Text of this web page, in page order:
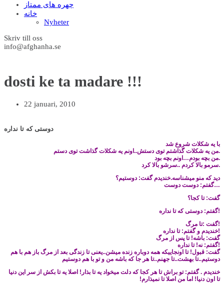
چهره های ممتاز
خانه
Nyheter
Skriv till oss
info@afghanha.se
dosti ke ta madare !!!
22 januari, 2010
دوستی که تا نداره
با یه شکلات شروع شد
.من یه شکلات گذاشتم توی دستش..اونم یه شکلات گذاشت توی دستم
.من بچه بودم…اونم بچه بود
.سرمو بالا کردم ..سرشو بالا کرد
دید که منو میشناسه.خندیدمگفت: دوستیم؟
…گفتم: دوست دوست
گفت: تا کجا؟
!گفتم: دوستی که تا نداره
!گفت :تا مرگ
!خندیدم وگفتم: تا نداره
گفت: باشه! تا پس از مرگ
!گفتم: نه! تا نداره
گفت: قبول! تا اونجاییکه همه دوباره زنده میشن..یعنی تا زندگی بعد از مرگ باز هم با هم
دوستیم..تا بهشت..تا جهنم..تا هر جا که باشه من و تو با هم دوستیم
خندیدم .گفتم: تو براش تا هر کجا که دلت میخواد یه تا بذار! اصلا یه تا بکش از سر این دنیا
تا اون دنیا! اما من اصلا تا نمیذارم!